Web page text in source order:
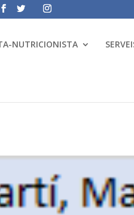
NUTRICIONISTA